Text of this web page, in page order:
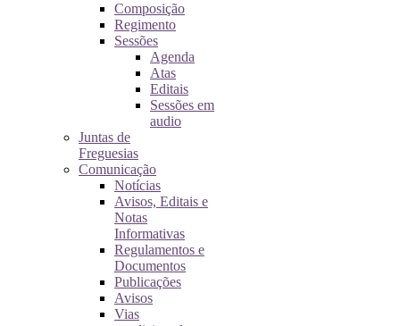
Composição
Regimento
Sessões
Agenda
Atas
Editais
Sessões em
audio
Juntas de
Freguesias
Comunicação
Notícias
Avisos, Editais e
Notas
Informativas
Regulamentos e
Documentos
Publicações
Avisos
Vias